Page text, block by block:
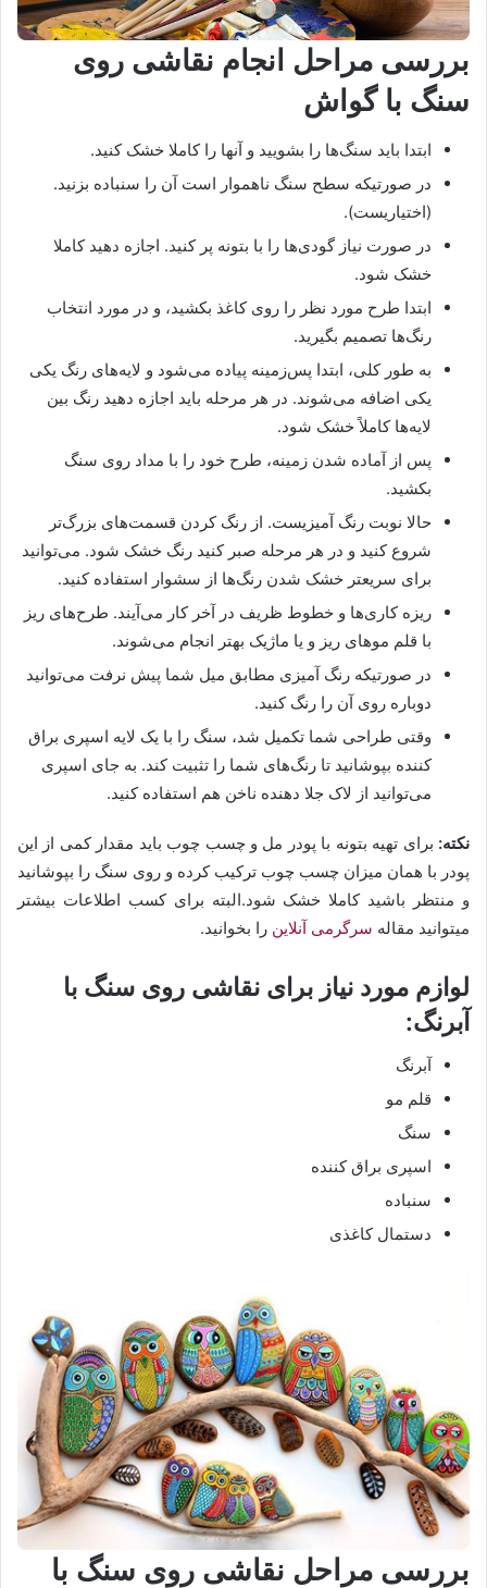
بررسی مراحل انجام نقاشی روی
سنگ با گواش
ابتدا باید سنگ‌ها را بشویید و آنها را کاملا خشک کنید.
در صورتیکه سطح سنگ ناهموار است آن را سنباده بزنید.
(اختیاریست).
در صورت نیاز گودی‌ها را با بتونه پر کنید. اجازه دهید کاملا
خشک شود.
ابتدا طرح مورد نظر را روی کاغذ بکشید، و در مورد انتخاب
رنگ‌ها تصمیم بگیرید.
به طور کلی، ابتدا پس‌زمینه پیاده می‌شود و لایه‌های رنگ یکی
یکی اضافه می‌شوند. در هر مرحله باید اجازه دهید رنگ بین
لایه‌ها کاملاً خشک شود.
پس از آماده شدن زمینه، طرح خود را با مداد روی سنگ
بکشید.
حالا نوبت رنگ آمیزیست. از رنگ کردن قسمت‌های بزرگ‌تر
شروع کنید و در هر مرحله صبر کنید رنگ خشک شود. می‌توانید
برای سریعتر خشک شدن رنگ‌ها از سشوار استفاده کنید.
ریزه کاری‌ها و خطوط ظریف در آخر کار می‌آیند. طرح‌های ریز
با قلم‌ موهای ریز و یا ماژیک بهتر انجام می‌شوند.
در صورتیکه رنگ آمیزی مطابق میل شما پیش نرفت می‌توانید
دوباره روی آن را رنگ کنید.
وقتی طراحی شما تکمیل شد، سنگ را با یک لایه اسپری براق
کننده بپوشانید تا رنگ‌های شما را تثبیت کند. به جای اسپری
می‌توانید از لاک جلا دهنده ناخن هم استفاده کنید.
نکته: برای تهیه بتونه با پودر مل و چسب چوب باید مقدار کمی از این
پودر با همان میزان چسب چوب ترکیب کرده و روی سنگ را بپوشانید
و منتظر باشید کاملا خشک شود.البته برای کسب اطلاعات بیشتر
میتوانید مقاله سرگرمی آنلاین را بخوانید.
لوازم مورد نیاز برای نقاشی روی سنگ با
آبرنگ:
آبرنگ
قلم مو
سنگ
اسپری براق کننده
سنباده
دستمال کاغذی
بررسی مراحل نقاشی روی سنگ با